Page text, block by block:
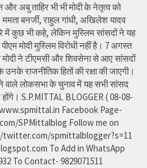
और अबु ताहिर भी भी मोदी के नेतृत्व को
बनर्जी, राहुल गांधी, अखिलेश यादव
में कुछ भी कहे, लेकिन मुस्लिम सांसदों ने यह
पीएम मोदी मुस्लिम विरोधी नहीं है। 7 अगस्त
मोदी ने टीएमसी और शिवसेना से आए सांसदों
उनके राजनीतिक हितों की रक्षा की जाएगी।
वाले लोकसभा के चुनाव में यह सभी सांसद
होंगे। S.P.MITTAL BLOGGER ( 08-08-
Facebook Page-
SPMittalblog Follow me on
spmittalblogger?s=11
To Add in WhatsApp
To Contact- 9829071511